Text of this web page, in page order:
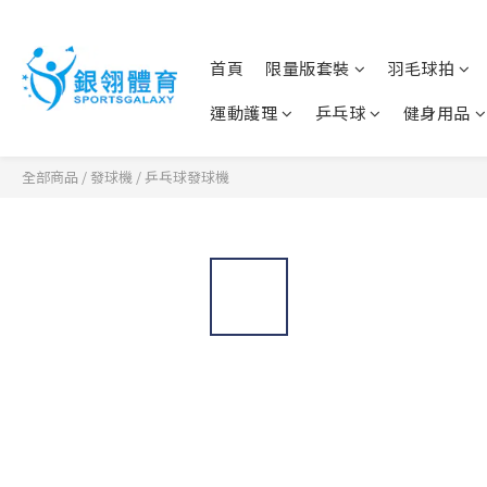
首頁 限量版套裝
羽毛球拍
運動護理
乒乓球 健身用品
全部商品 /發球機 /乒乓球發球機